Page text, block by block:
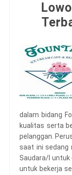
dalam bidang
kualitas serta
pelanggan.
saat ini sedang
Saudara/I untuk
untuk bekerja